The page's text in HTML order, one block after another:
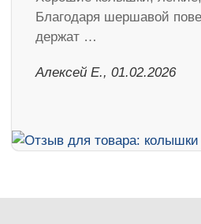
Благодаря шершавой
держат …
Алексей Е., 01.02.2026